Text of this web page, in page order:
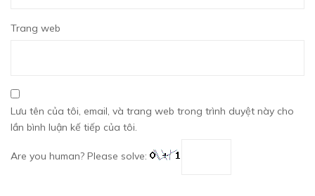
Trang web
Lưu tên của tôi, email, và trang web trong trình duyệt này cho
lần bình luận kế tiếp của tôi.
Are you human? Please solve: